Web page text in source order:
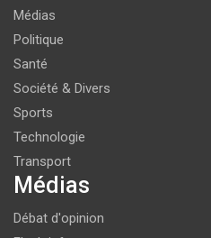
Médias
Politique
Santé
Société & Divers
Sports
Technologie
Transport
Médias
Débat d'opinion